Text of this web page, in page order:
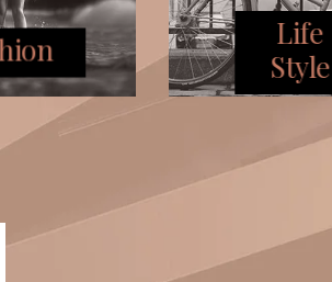
Life
Style